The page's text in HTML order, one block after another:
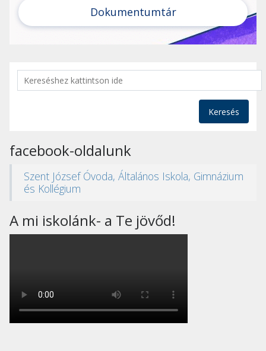
Dokumentumtár
Keresés
facebook-oldalunk
Szent József Óvoda, Általános Iskola, Gimnázium
és Kollégium
A mi iskolánk- a Te jövőd!